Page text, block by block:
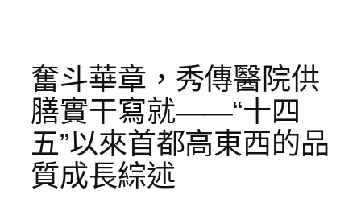
奮斗華章，秀傳醫院供
膳實干寫就——“十四
五”以來首都高東西的品
質成長綜述